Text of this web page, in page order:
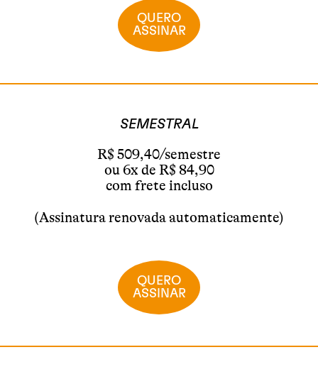
QUERO
ASSINAR
SEMESTRAL
R$ 509,40/semestre
ou 6x de R$ 84,90
com frete incluso
(Assinatura renovada automaticamente)
QUERO
ASSINAR